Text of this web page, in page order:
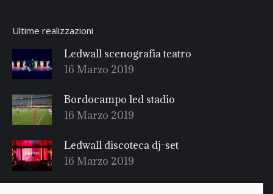
Ultime realizzazioni
Ledwall scenografia teatro
16 Marzo 2019
Bordocampo led stadio
16 Marzo 2019
Ledwall discoteca dj-set
16 Marzo 2019